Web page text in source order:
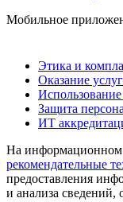
Мобильное
Этика и
Оказание услуг
Использование
Защита
ИТ
На информационном
рекомендательные
предоставления
и анализа сведений,